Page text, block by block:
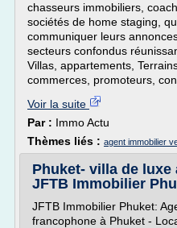
chasseurs immobiliers,
sociétés de home staging,
communiquer leurs
secteurs confondus
Villas, appartements,
commerces, promoteurs,
Voir la suite
Par : Immo Actu
Thèmes liés : agent immobilier
Phuket- villa de luxe
JFTB Immobilier
JFTB Immobilier Phuket:
francophone à Phuket -